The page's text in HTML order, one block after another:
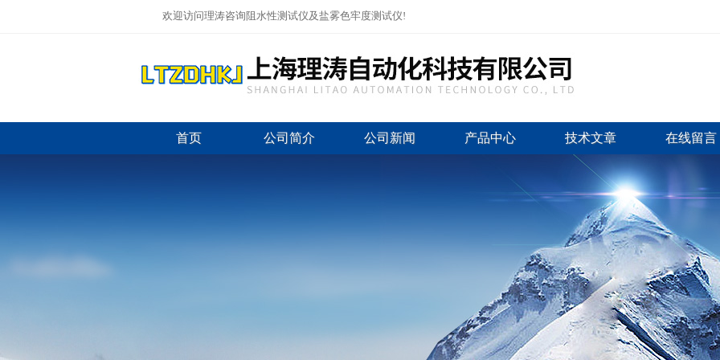
欢迎访问理涛咨询阻水性测试仪及盐雾色牢度测试仪!
首页 公司简介 公司新闻 产品中心 技术文章 在线留言